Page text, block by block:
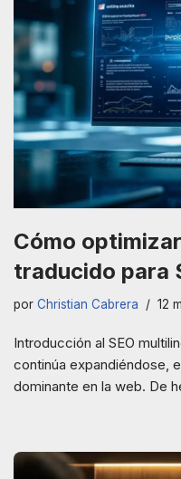
Cómo
traducido para
por Christian Cabrera 12
Introducción al SEO
continúa expandiéndose,
dominante en la web. De